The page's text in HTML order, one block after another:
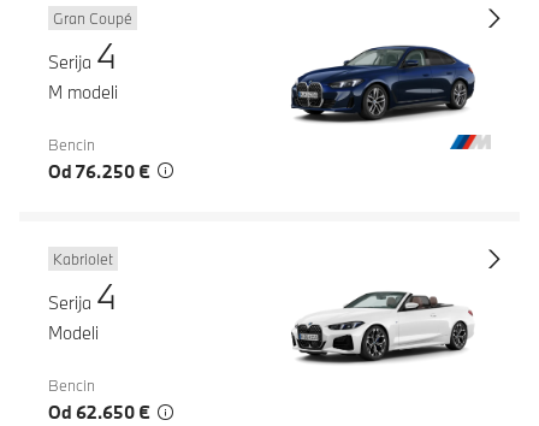
Gran Coupé
Serija 4
M modeli
Bencin
Od 76.250 €
Kabriolet
Serija 4
Modeli
Bencin
Od 62.650 €